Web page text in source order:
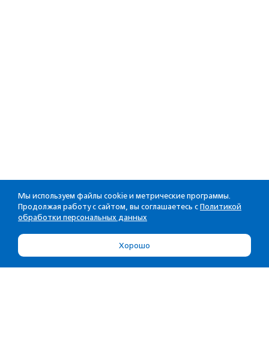
Мы используем файлы cookie и метрические программы.
Продолжая работу с сайтом, вы соглашаетесь с Политикой
обработки персональных данных
Хорошо